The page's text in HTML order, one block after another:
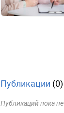
Публикации (0)
Публикаций пока